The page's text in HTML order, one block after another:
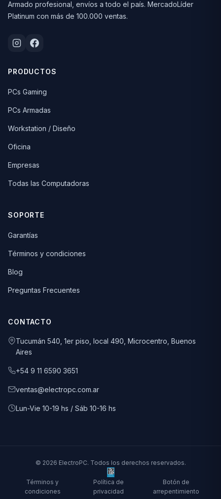
Armado profesional, envíos a todo el país. MercadoLíder
Platinum con más de 100.000 ventas.
PRODUCTOS
PCs Gaming
PCs Armadas
Workstation / Diseño
Oficina
Empresas
Todas las Computadoras
SOPORTE
Garantías
Términos y condiciones
Blog
Preguntas Frecuentes
CONTACTO
Tucumán 540, 1er piso, local 490, Microcentro, Buenos
Aires
+54 9 11 6590 3651
ventas@electropc.com.ar
Lun-Vie 10-19 hs / Sáb 10-16 hs
© 2026 ElectroPC. Todos los derechos reservados.
Términos y
condiciones
Política de
privacidad
Botón de
arrepentimiento